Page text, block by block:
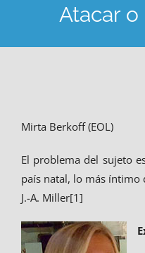
Atacar
Mirta Berkoff (EOL)
El problema del sujeto
país natal, lo más íntimo
J.-A. Miller[1]